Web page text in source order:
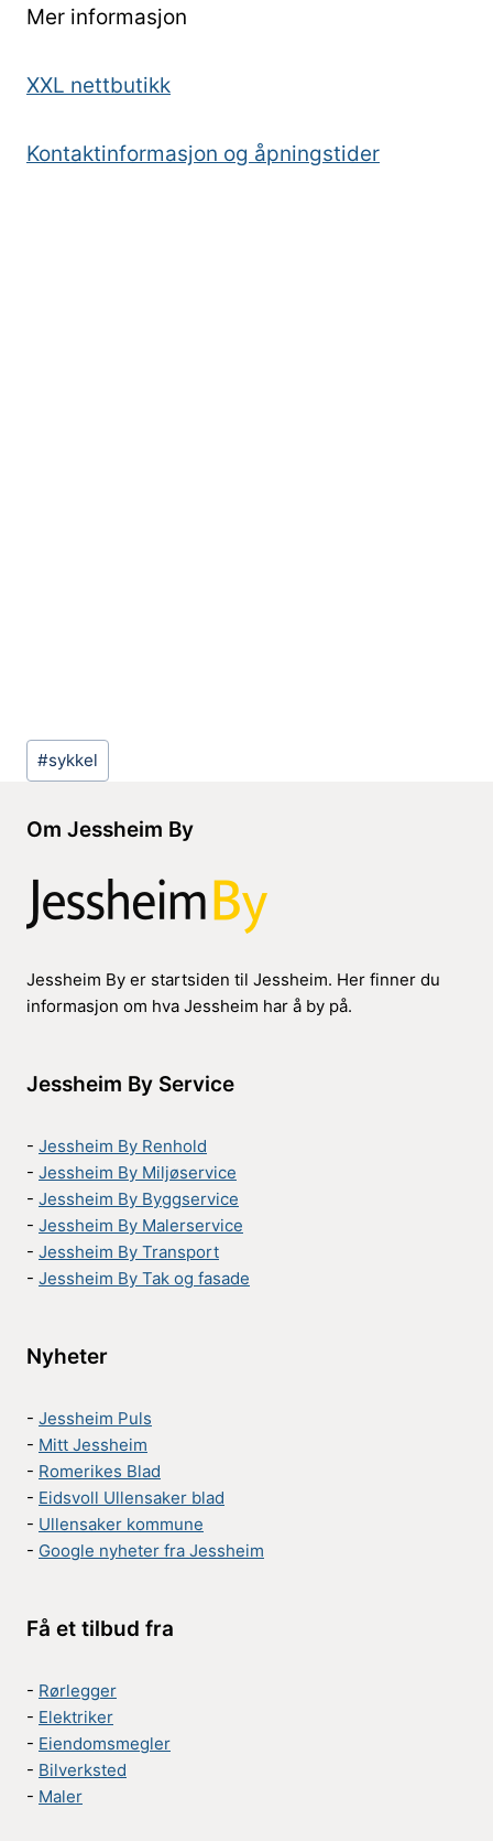
Mer informasjon
XXL nettbutikk
Kontaktinformasjon og åpningstider
Post
Tags:
#sykkel
Om Jessheim By
Jessheim By er startsiden til Jessheim. Her finner du
informasjon om hva Jessheim har å by på.
Jessheim By Service
- Jessheim By Renhold
- Jessheim By Miljøservice
- Jessheim By Byggservice
- Jessheim By Malerservice
- Jessheim By Transport
- Jessheim By Tak og fasade
Nyheter
- Jessheim Puls
- Mitt Jessheim
- Romerikes Blad
- Eidsvoll Ullensaker blad
- Ullensaker kommune
- Google nyheter fra Jessheim
Få et tilbud fra
- Rørlegger
- Elektriker
- Eiendomsmegler
- Bilverksted
- Maler